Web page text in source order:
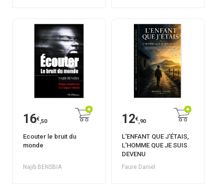
16€,50
Ecouter le bruit du
monde
Najib BENSBIA
12€,90
L'ENFANT QUE J'ÉTAIS,
L'HOMME QUE JE SUIS
DEVENU
Faure Daniel